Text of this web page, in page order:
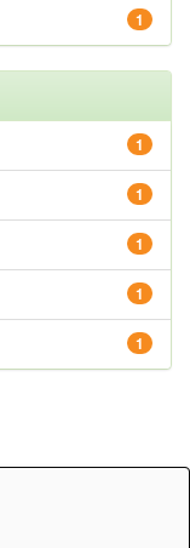
1
1
1
1
1
1